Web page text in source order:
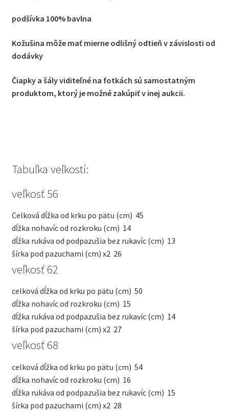
podšívka 100% bavlna
Kožušina môže mať mierne odlišný odtieň v závislosti od
dodávky
Čiapky a šály viditeľné na fotkách sú samostatným
produktom, ktorý je možné zakúpiť v inej aukcii.
Tabuľka veľkostí:
veľkosť 56
Celková dĺžka od krku po pätu (cm) 45
dĺžka nohavíc od rozkroku (cm) 14
dĺžka rukáva od podpazušia bez rukavíc (cm) 13
šírka pod pazuchami (cm) x2 26
veľkosť 62
celková dĺžka od krku po pätu (cm) 50
dĺžka nohavíc od rozkroku (cm) 15
dĺžka rukáva od podpazušia bez rukavíc (cm) 14
šírka pod pazuchami (cm) x2 27
veľkosť 68
celková dĺžka od krku po pätu (cm) 54
dĺžka nohavíc od rozkroku (cm) 16
dĺžka rukáva od podpazušia bez rukavíc (cm) 15
šírka pod pazuchami (cm) x2 28